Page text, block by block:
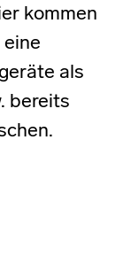
kommen
als
bereits